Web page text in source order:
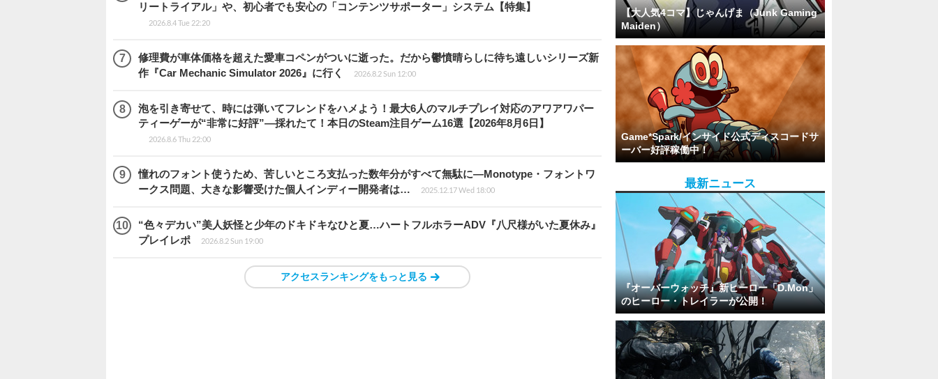
リートライアル」や、初心者でも安心の「コンテンツサポーター」システム【特集】
2026.8.4 Tue 22:20
修理費が車体価格を超えた愛車コペンがついに逝った。だから鬱憤晴らしに待ち遠しいシリーズ新
作『Car Mechanic Simulator 2026』に行く
2026.8.2 Sun 12:00
泡を引き寄せて、時には弾いてフレンドをハメよう！最大6人のマルチプレイ対応のアワアワパー
ティーゲーが“非常に好評”―採れたて！本日のSteam注目ゲーム16選【2026年8月6日】
2026.8.6 Thu 22:00
憧れのフォント使うため、苦しいところ支払った数年分がすべて無駄に―Monotype・フォントワ
ークス問題、大きな影響受けた個人インディー開発者は…
2025.12.17 Wed 18:00
“色々デカい”美人妖怪と少年のドキドキなひと夏…ハートフルホラーADV『八尺様がいた夏休み』
プレイレポ
2026.8.2 Sun 19:00
アクセスランキングをもっと見る
【大人気4コマ】じゃんげま（Junk Gaming
Maiden）
Game*Spark/インサイド公式ディスコードサ
ーバー好評稼働中！
最新ニュース
『オーバーウォッチ』新ヒーロー「D.Mon」
のヒーロー・トレイラーが公開！